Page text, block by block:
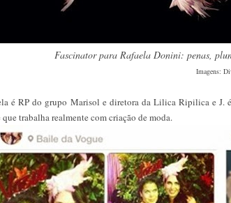
Fascinator para Rafaela Donini: penas,
Imagens:
é RP do grupo Marisol e diretora da Lilica Ripilica e
que trabalha realmente com criação de moda.